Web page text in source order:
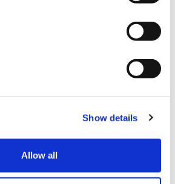
Show details
Allow alll'editor